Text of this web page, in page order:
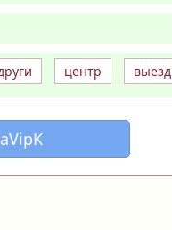
центр выезд